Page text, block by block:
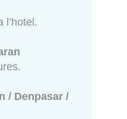
l’hotel.
/ Denpasar /